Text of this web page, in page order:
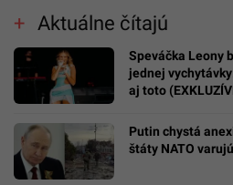
Aktuálne čítajú
Speváčka Leony
jednej
aj toto
Putin chystá
štáty NATO